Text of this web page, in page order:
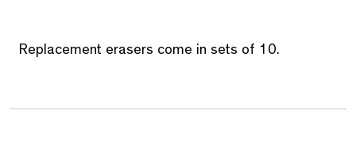
Replacement erasers come in sets of 10.